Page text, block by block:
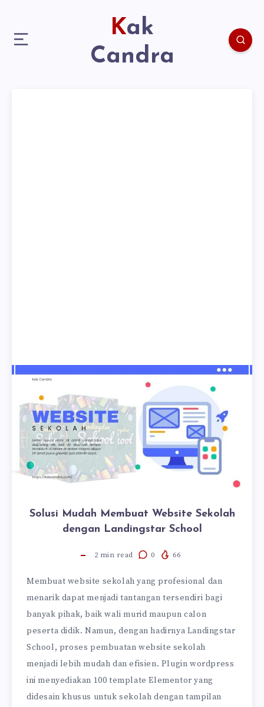
Kak
Candra
Solusi Mudah Membuat Website Sekolah
dengan Landingstar School
2 min read 0 66
Membuat website sekolah yang profesional dan
menarik dapat menjadi tantangan tersendiri bagi
banyak pihak, baik wali murid maupun calon
peserta didik. Namun, dengan hadirnya Landingstar
School, proses pembuatan website sekolah
menjadi lebih mudah dan efisien. Plugin wordpress
ini menyediakan 100 template Elementor yang
didesain khusus untuk sekolah dengan tampilan